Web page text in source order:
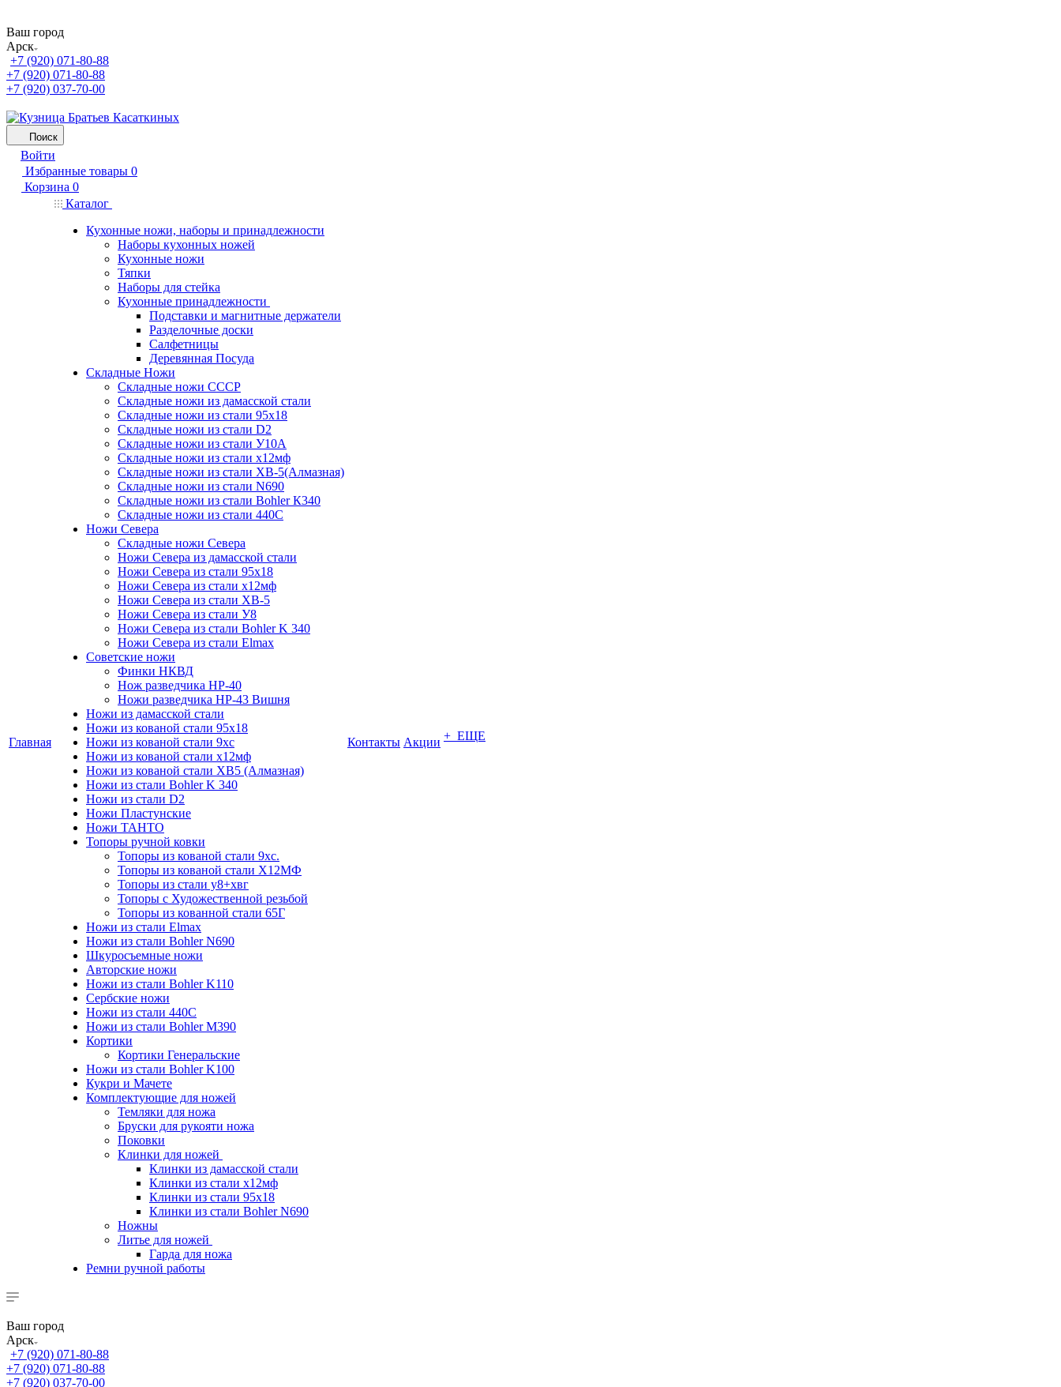
Ваш город
Арск
+7 (920) 071-80-88
+7 (920) 071-80-88
+7 (920) 037-70-00
Поиск
Войти
Избранные товары 0
Корзина 0
Главная
Каталог
Кухонные ножи, наборы и принадлежности
Наборы кухонных ножей
Кухонные ножи
Тяпки
Наборы для стейка
Кухонные принадлежности
Подставки и магнитные держатели
Разделочные доски
Салфетницы
Деревянная Посуда
Складные Ножи
Cкладные ножи СССР
Складные ножи из дамасской стали
Складные ножи из стали 95х18
Складные ножи из стали D2
Складные ножи из стали У10А
Складные ножи из стали х12мф
Складные ножи из стали ХВ-5(Алмазная)
Складные ножи из стали N690
Складные ножи из стали Bohler К340
Складные ножи из стали 440С
Ножи Севера
Складные ножи Севера
Ножи Севера из дамасской стали
Ножи Севера из стали 95х18
Ножи Севера из стали х12мф
Ножи Севера из стали ХВ-5
Ножи Севера из стали У8
Ножи Севера из стали Bohler K 340
Ножи Севера из стали Elmax
Советские ножи
Финки НКВД
Нож разведчика НР-40
Ножи разведчика НР-43 Вишня
Ножи из дамасской стали
Ножи из кованой стали 95х18
Ножи из кованой стали 9хс
Ножи из кованой стали х12мф
Ножи из кованой стали ХВ5 (Алмазная)
Ножи из стали Bohler K 340
Ножи из стали D2
Ножи Пластунские
Ножи ТАНТО
Топоры ручной ковки
Топоры из кованой стали 9хс.
Топоры из кованой стали Х12МФ
Топоры из стали у8+хвг
Топоры с Художественной резьбой
Топоры из кованной стали 65Г
Ножи из стали Elmax
Ножи из стали Bohler N690
Шкуросъемные ножи
Авторские ножи
Ножи из стали Bohler K110
Сербские ножи
Ножи из стали 440С
Ножи из стали Bohler M390
Кортики
Кортики Генеральские
Ножи из стали Bohler K100
Кукри и Мачете
Комплектующие для ножей
Темляки для ножа
Бруски для рукояти ножа
Поковки
Клинки для ножей
Клинки из дамасской стали
Клинки из стали х12мф
Клинки из стали 95х18
Клинки из стали Bohler N690
Ножны
Литье для ножей
Гарда для ножа
Ремни ручной работы
Контакты Акции + ЕЩЕ
Ваш город
Арск
+7 (920) 071-80-88
+7 (920) 071-80-88
+7 (920) 037-70-00